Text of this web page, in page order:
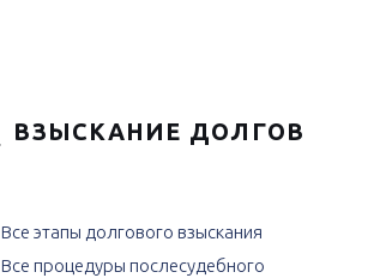
ВЗЫСКАНИЕ ДОЛГОВ
Все этапы долгового взыскания
Все процедуры послесудебного